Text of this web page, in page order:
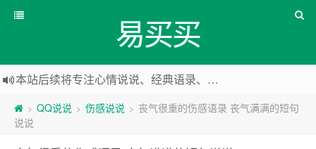
易买买
本站后续将专注心情说说、经典语录、心情随笔等
本站改版，下架友情链接
> QQ说说 > 伤感说说 > 丧气很重的伤感语录 丧气满满的短句
说说